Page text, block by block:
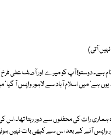
آتی)
ہے۔ دوستو! آپ کو میرے اور آصف علی
ہے' میں اسلام آباد سے لاہور واپس آ گیا'
رات کی محفلوں سے دور رہتا تھا۔ اس
واپس آنے کے بعد اس سے کبھی بات نہیں